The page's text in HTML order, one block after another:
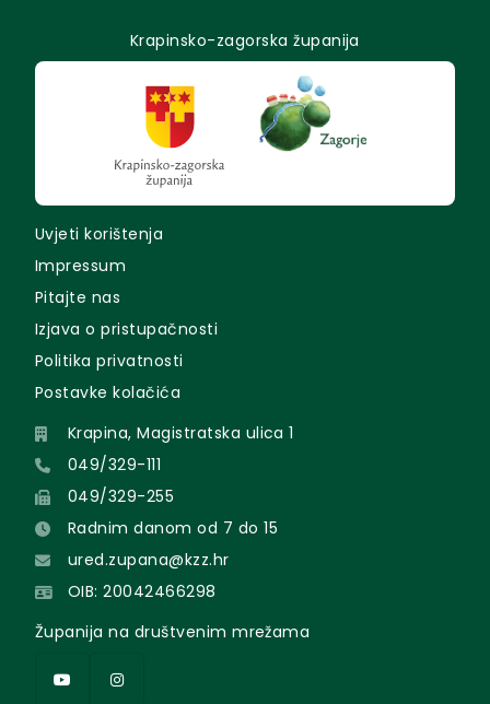
Krapinsko-zagorska županija
Uvjeti korištenja
Impressum
Pitajte nas
Izjava o pristupačnosti
Politika privatnosti
Postavke kolačića
Krapina, Magistratska ulica 1
049/329-111
049/329-255
Radnim danom od 7 do 15
ured.zupana@kzz.hr
OIB: 20042466298
Županija na društvenim mrežama